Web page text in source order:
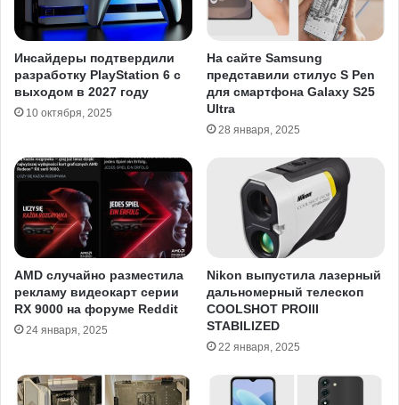
Инсайдеры подтвердили
разработку PlayStation 6 с
выходом в 2027 году
10 октября, 2025
На сайте Samsung
представили стилус S Pen
для смартфона Galaxy S25
Ultra
28 января, 2025
AMD случайно разместила
рекламу видеокарт серии
RX 9000 на форуме Reddit
24 января, 2025
Nikon выпустила лазерный
дальномерный телескоп
COOLSHOT PROIII
STABILIZED
22 января, 2025